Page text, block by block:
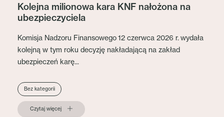
Kolejna milionowa kara KNF nałożona na
ubezpieczyciela
Komisja Nadzoru Finansowego 12 czerwca 2026 r. wydała
kolejną w tym roku decyzję nakładającą na zakład
ubezpieczeń karę...
Bez kategorii
Czytaj więcej